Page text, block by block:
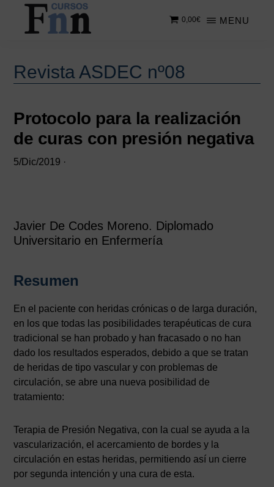
Saltar
contenido
Saltar
lateral
principal
cursos
MENU
0,00€
Revista ASDEC nº08
Protocolo para la realización
de curas con presión negativa
5/Dic/2019 ·
Javier De Codes Moreno. Diplomado
Universitario en Enfermería
Resumen
En el paciente con heridas crónicas o de larga duración,
en los que todas las posibilidades terapéuticas de cura
tradicional se han probado y han fracasado o no han
dado los resultados esperados, debido a que se tratan
de heridas de tipo vascular y con problemas de
circulación, se abre una nueva posibilidad de
tratamiento:
Terapia de Presión Negativa, con la cual se ayuda a la
vascularización, el acercamiento de bordes y la
circulación en estas heridas, permitiendo así un cierre
por segunda intención y una cura de esta.